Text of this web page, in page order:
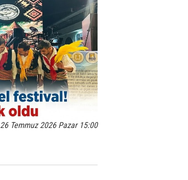
26 Temmuz 2026 Pazar 15:00